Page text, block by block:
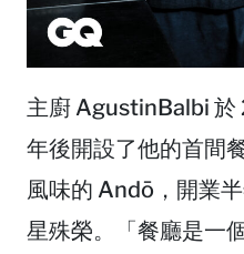
主廚 AgustinBalbi
年後開設了他的首間
風味的 Andō，開業
星殊榮。「餐廳是一